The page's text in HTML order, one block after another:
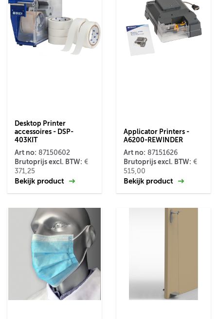
Desktop Printer
accessoires - DSP-
403KIT
Art no: 87150602
Brutoprijs excl. BTW: €
371,25
Bekijk product
Applicator Printers -
A6200-REWINDER
Art no: 87151626
Brutoprijs excl. BTW: €
515,00
Bekijk product